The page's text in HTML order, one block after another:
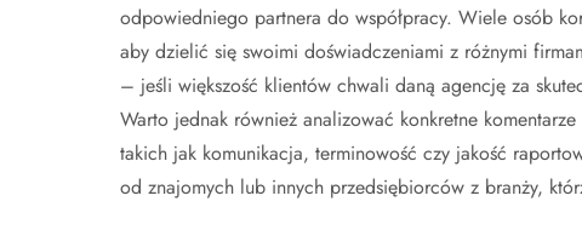
odpowiedniego partnera do współpracy. Wiele osób
aby dzielić się swoimi doświadczeniami z różnymi
– jeśli większość klientów chwali daną agencję za
Warto jednak również analizować konkretne
takich jak komunikacja, terminowość czy jakość
od znajomych lub innych przedsiębiorców z branży,